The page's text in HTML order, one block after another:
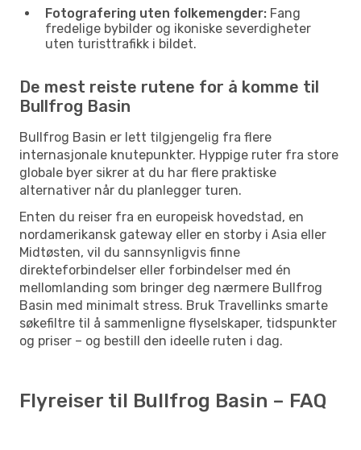
Fotografering uten folkemengder: Fang
fredelige bybilder og ikoniske severdigheter
uten turisttrafikk i bildet.
De mest reiste rutene for å komme til
Bullfrog Basin
Bullfrog Basin er lett tilgjengelig fra flere
internasjonale knutepunkter. Hyppige ruter fra store
globale byer sikrer at du har flere praktiske
alternativer når du planlegger turen.
Enten du reiser fra en europeisk hovedstad, en
nordamerikansk gateway eller en storby i Asia eller
Midtøsten, vil du sannsynligvis finne
direkteforbindelser eller forbindelser med én
mellomlanding som bringer deg nærmere Bullfrog
Basin med minimalt stress. Bruk Travellinks smarte
søkefiltre til å sammenligne flyselskaper, tidspunkter
og priser – og bestill den ideelle ruten i dag.
Flyreiser til Bullfrog Basin – FAQ